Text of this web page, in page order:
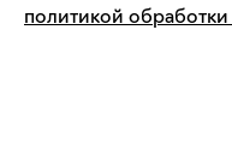
политикой